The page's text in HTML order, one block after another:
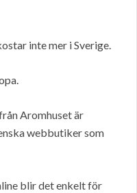
inte mer i Sverige.
Aromhuset är
webbutiker som
blir det enkelt för